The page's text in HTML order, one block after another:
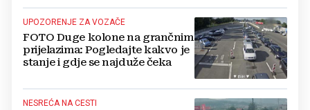
UPOZORENJE ZA VOZAČE
FOTO Duge kolone na grančnim
prijelazima: Pogledajte kakvo je
stanje i gdje se najduže čeka
NESREĆA NA CESTI